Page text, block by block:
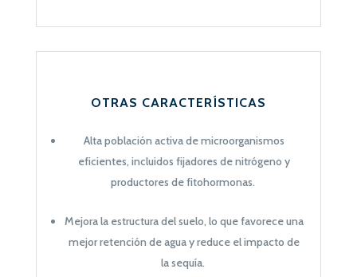
OTRAS CARACTERÍSTICAS
Alta población activa de microorganismos
eficientes, incluidos fijadores de nitrógeno y
productores de fitohormonas.
Mejora la estructura del suelo, lo que favorece una
mejor retención de agua y reduce el impacto de
la sequía.